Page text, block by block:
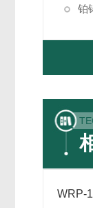
铂
WRP-